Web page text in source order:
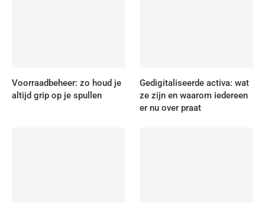
Voorraadbeheer: zo houd je
altijd grip op je spullen
Gedigitaliseerde activa: wat
ze zijn en waarom iedereen
er nu over praat